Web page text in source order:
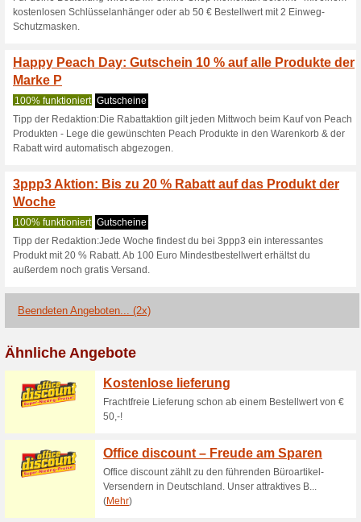
Aktuelle Angebote
Sichere Dir 5,90
3ppp3
100% funktioniert
kannst.
Happy Peach Day
Marke P
100% funktioniert